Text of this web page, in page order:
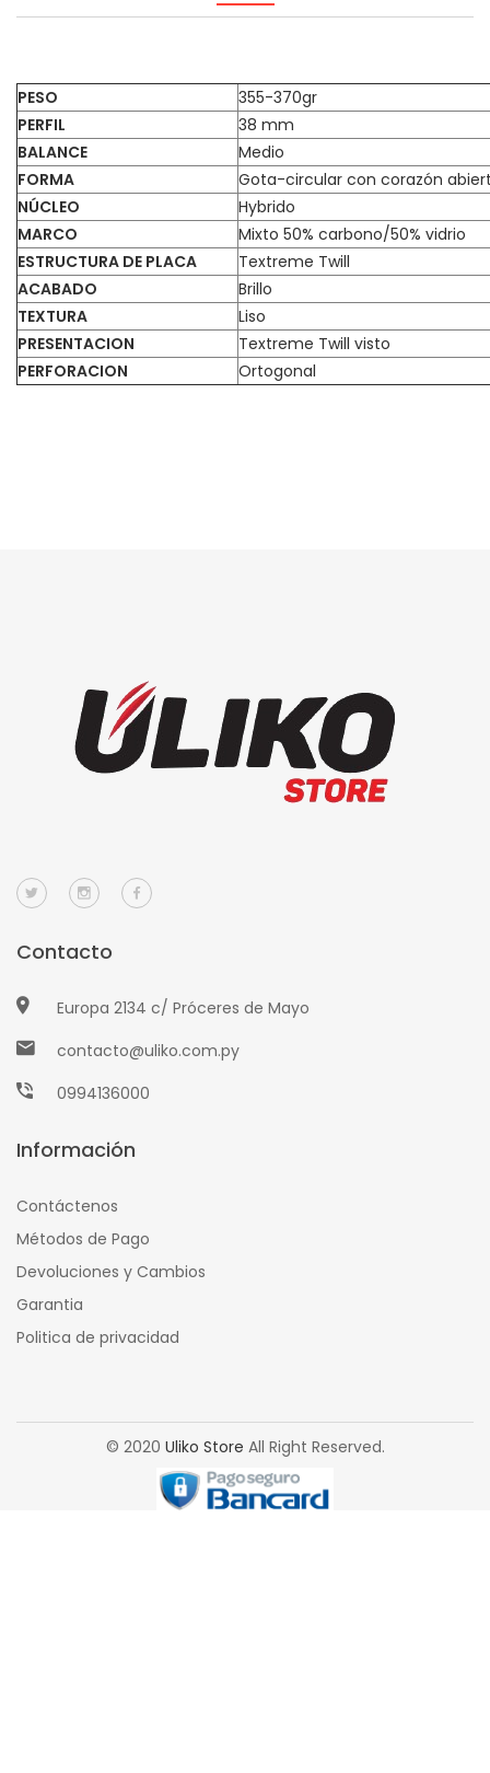
PESO
355-370gr
PERFIL
38 mm
BALANCE
Medio
FORMA
Gota-circular con corazón
NÚCLEO
Hybrido
MARCO
Mixto 50% carbono/50% vidrio
ESTRUCTURA DE PLACA
Textreme Twill
ACABADO
Brillo
TEXTURA
Liso
PRESENTACION
Textreme Twill visto
PERFORACION
Ortogonal
Contacto
Europa 2134 c/ Próceres de Mayo
contacto@uliko.com.py
0994136000
Información
Contáctenos
Métodos de Pago
Devoluciones y Cambios
Garantia
Politica de privacidad
© 2020 Uliko Store All Right Reserved.